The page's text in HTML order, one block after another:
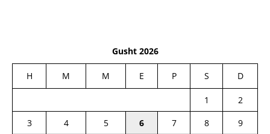
Gusht 2026
H M M E P S D
1
2
3
4 5 6 7 8
9